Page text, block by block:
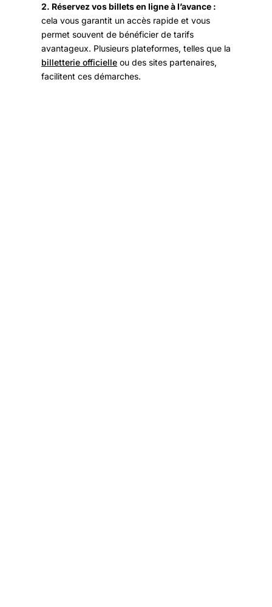
2. Réservez vos billets en ligne à l’avance :
cela vous garantit un accès rapide et vous
permet souvent de bénéficier de tarifs
avantageux. Plusieurs plateformes, telles que la
billetterie officielle ou des sites partenaires,
facilitent ces démarches.